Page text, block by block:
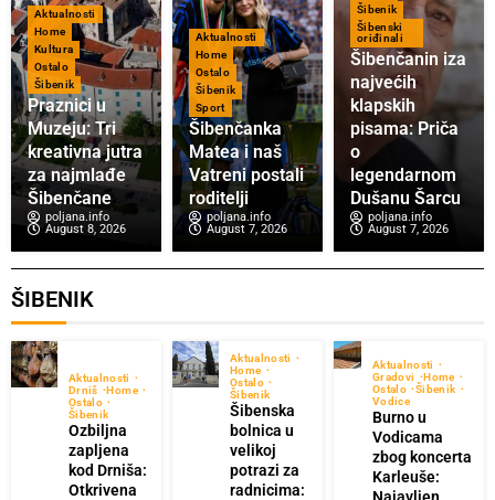
Aktualnosti
Home
Kultura
Ostalo
Šibenik
Praznici u
Muzeju: Tri
kreativna jutra
za najmlađe
Šibenčane
poljana.info
August 8, 2026
Aktualnosti
Home
Ostalo
Šibenik
Sport
Šibenčanka
Matea i naš
Vatreni postali
roditelji
poljana.info
August 7, 2026
Šibenik
Šibenski
oriđinali
Šibenčanin iza
najvećih
klapskih
pisama: Priča
o
legendarnom
Dušanu Šarcu
poljana.info
August 7, 2026
ŠIBENIK
Aktualnosti
Drniš
Home
Ostalo
Šibenik
Ozbiljna
zapljena
kod Drniša:
Otkrivena
Aktualnosti
Home
Ostalo
Šibenik
Šibenska
bolnica u
velikoj
potrazi za
radnicima:
Aktualnosti
Gradovi
Home
Ostalo
Šibenik
Vodice
Burno u
Vodicama
zbog koncerta
Karleuše:
Najavljen